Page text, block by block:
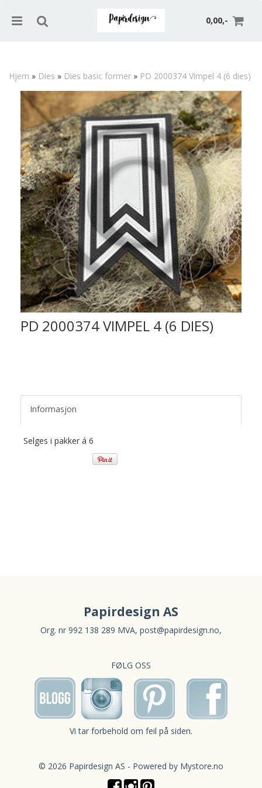
0,00,-
Hjem » Dies » Dies basic former » PD 2000374 Vimpel 4 (6 dies)
PD 2000374 VIMPEL 4 (6 DIES)
Informasjon
Selges i pakker á 6
Papirdesign AS
Org. nr 992 138 289 MVA, post@papirdesign.no,
FØLG OSS
Vi tar forbehold om feil på siden.
© 2026 Papirdesign AS - Powered by Mystore.no
Nullstill
Trykk ENTER for å søke